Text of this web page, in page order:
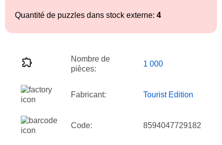
Quantité de puzzles dans stock externe: 4
Nombre de
pièces:
1 000
Fabricant: Tourist Edition
Code: 8594047729182